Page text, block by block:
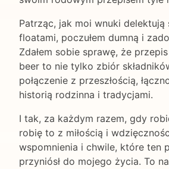
Patrząc, jak moi wnuki delektują
floatami, poczułem dumną i
Zdałem sobie sprawę, że
beer to nie tylko zbiór
połączenie z przeszłością,
historią rodzinna i tradycjami.
I tak, za każdym razem, gdy
robię to z miłością i
wspomnienia i chwile, które ten
przyniósł do mojego życia. To